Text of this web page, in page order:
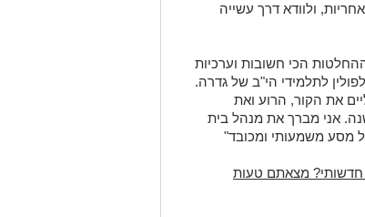
ולוודא דרך עשייה
הכי חשובות וערכיות
לתלמידי הי"ב של גדרה.
את הקור, הרוע ואת
איתם התמודדו אחינו ואחיותנו, לפני 80 שנה. אני מברך את מנהל בית
מסע משמעותי ומכובד"
חדשותי? מצאתם טעות